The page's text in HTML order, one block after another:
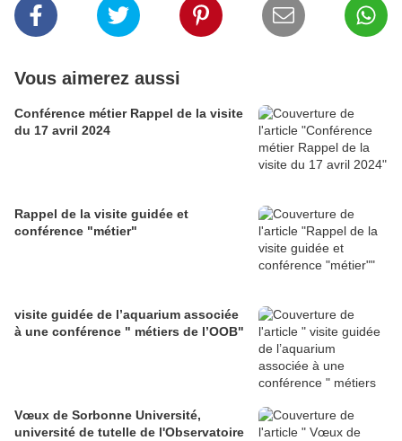
Vous aimerez aussi
Conférence métier Rappel de la visite
du 17 avril 2024
Rappel de la visite guidée et
conférence "métier"
visite guidée de l’aquarium associée
à une conférence " métiers de l’OOB"
Vœux de Sorbonne Université,
université de tutelle de l'Observatoire